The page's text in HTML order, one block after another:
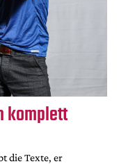
komplett
die Texte, er